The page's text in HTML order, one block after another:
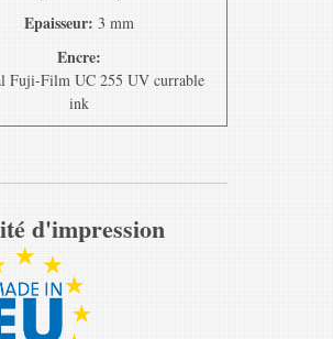
Epaisseur: 3 mm
Encre:
Fuji-Film UC 255 UV currable
ink
d'impression